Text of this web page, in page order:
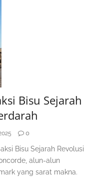
Bisu Sejarah
0
Bisu Sejarah Revolusi
alun-alun
yang sarat makna.